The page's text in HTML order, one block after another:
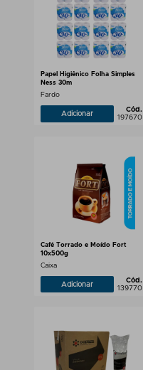
Papel Higiênico Folha Simples
Ness 30m
Fardo
Adicionar
Cód.
197670
Café Torrado e Moído Fort
10x500g
Caixa
Adicionar
Cód.
139770